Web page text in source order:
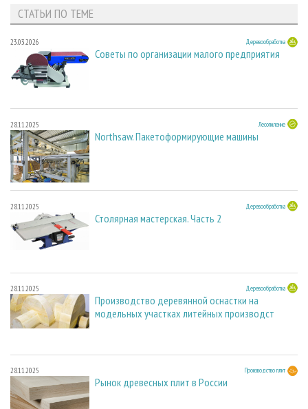
СТАТЬИ ПО ТЕМЕ
23.03.2026 Деревообработка
Советы по организации малого предприятия
28.11.2025 Лесопиление
Northsaw. Пакетоформирующие машины
28.11.2025 Деревообработка
Столярная мастерская. Часть 2
28.11.2025 Деревообработка
Производство деревянной оснастки на
модельных участках литейных производст
28.11.2025 Производство плит
Рынок древесных плит в России